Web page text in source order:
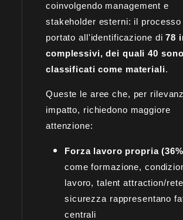
coinvolgendo management e
stakeholder esterni: il processo
portato all'identificazione di78
complessivi, dei quali 40
classificati come materiali.
Queste le aree che, per
impatto, richiedono maggiore
attenzione:
Forza lavoro propria
come formazione,
lavoro, talent attraction/
sicurezza rappresentano
centrali